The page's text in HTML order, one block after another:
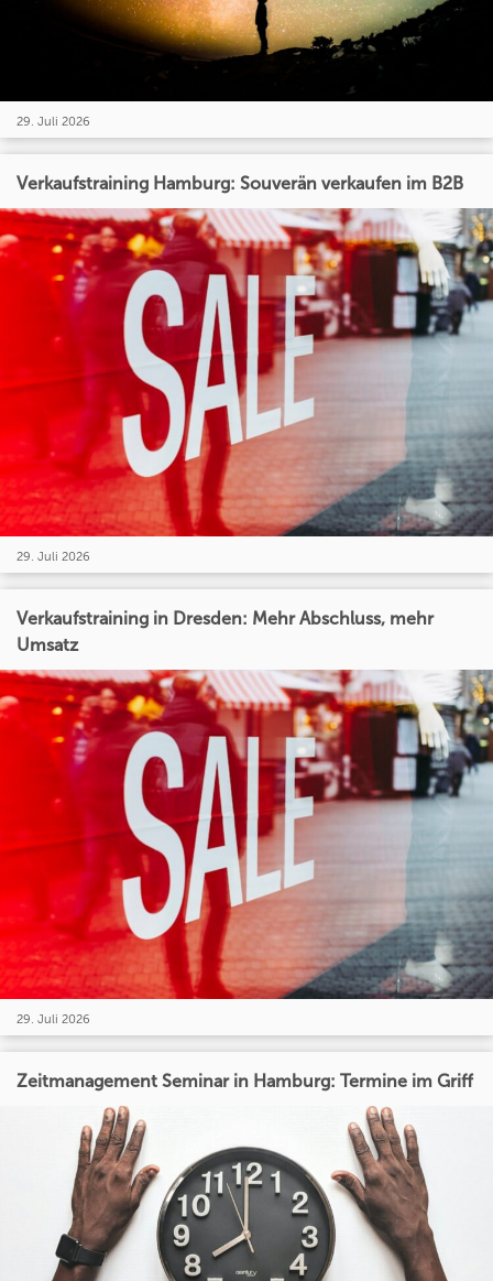
29. Juli 2026
Verkaufstraining Hamburg: Souverän verkaufen im B2B
29. Juli 2026
Verkaufstraining in Dresden: Mehr Abschluss, mehr
Umsatz
29. Juli 2026
Zeitmanagement Seminar in Hamburg: Termine im Griff